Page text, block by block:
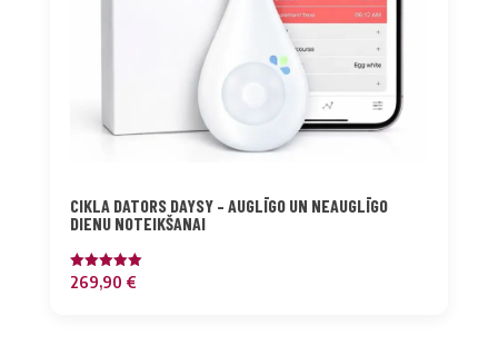
CIKLA DATORS DAYSY – AUGLĪGO UN NEAUGLĪGO
DIENU NOTEIKŠANAI
Novērtēts
ar
269,90 €